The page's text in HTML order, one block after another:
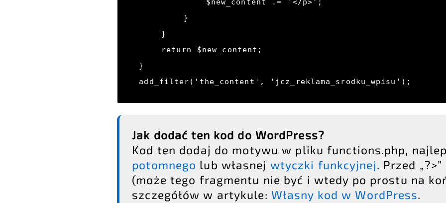
}
add_filter('the_content', 'jcz_reklama_srodku_wpisu');
Jak dodać ten kod do WordPress?
Kod ten dodaj do motywu w pliku functions.php,
potomnego lub własnej wtyczki funkcyjnej. Przed
(może tego fragmentu nie być i wtedy po prostu na
szczegółów w artykule: Własny kod w WordPress.